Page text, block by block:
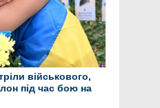
військового,
під час бою на